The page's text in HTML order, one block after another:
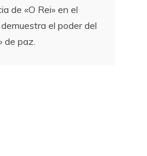
de «O Rei» en el
el poder del
de paz.